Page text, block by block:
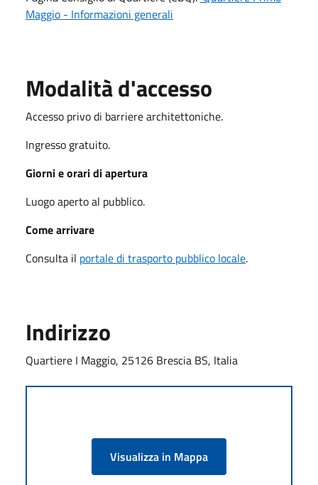
Maggio - Informazioni generali
Modalità d'accesso
Accesso privo di barriere architettoniche.
Ingresso gratuito.
Giorni e orari di apertura
Luogo aperto al pubblico.
Come arrivare
Consulta il portale di trasporto pubblico locale.
Indirizzo
Quartiere I Maggio, 25126 Brescia BS, Italia
Visualizza in Mappa